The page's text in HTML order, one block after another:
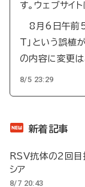
す。ウェブサイ
8月6日午前5
T」という誤植
の内容に変更は
8/5 23:29
新着記事
RSV抗体の2回
シア
8/7 20:43